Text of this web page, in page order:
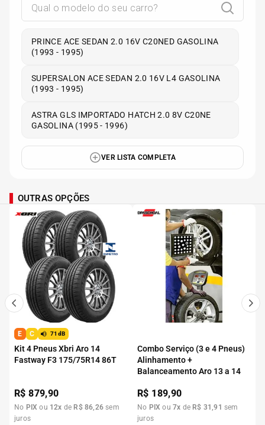
PRINCE ACE SEDAN 2.0 16V C20NED GASOLINA
(1993 - 1995)
SUPERSALON ACE SEDAN 2.0 16V L4 GASOLINA
(1993 - 1995)
ASTRA GLS IMPORTADO HATCH 2.0 8V C20NE
GASOLINA (1995 - 1996)
VER LISTA COMPLETA
OUTRAS OPÇÕES
E C 71dB
Kit 4 Pneus Xbri Aro 14
Fastway F3 175/75R14 86T
R$879,90
No PIX ou 12x de R$ 86,26 sem
juros
Combo Serviço (3 e 4 Pneus)
Alinhamento +
Balanceamento Aro 13 a 14
R$ 189,90
No PIX ou7x de R$ 31 ,91 sem
juros